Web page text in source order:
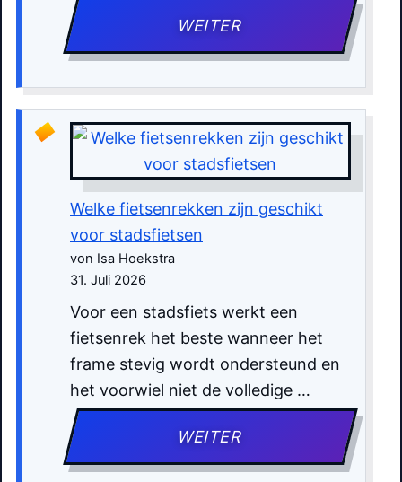
WEITER
Welke fietsenrekken zijn geschikt
voor stadsfietsen
von Isa Hoekstra
31. Juli 2026
Voor een stadsfiets werkt een
fietsenrek het beste wanneer het
frame stevig wordt ondersteund en
het voorwiel niet de volledige …
WEITER